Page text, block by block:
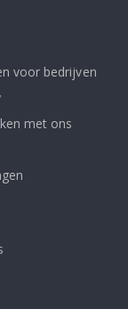
voor bedrijven
met ons